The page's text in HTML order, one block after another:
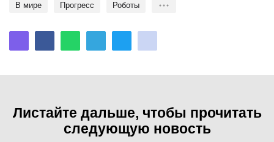
В мире прогресс роботы
Листайте дальше, чтобы прочитать
следующую новость